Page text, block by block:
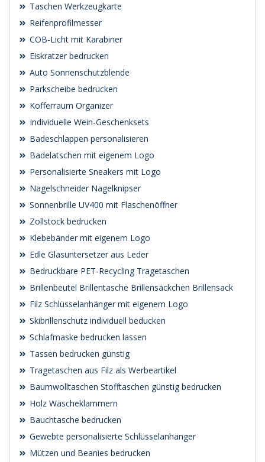
Taschen Werkzeugkarte
Reifenprofilmesser
COB-Licht mit Karabiner
Eiskratzer bedrucken
Auto Sonnenschutzblende
Parkscheibe bedrucken
Kofferraum Organizer
Individuelle Wein-Geschenksets
Badeschlappen personalisieren
Badelatschen mit eigenem Logo
Personalisierte Sneakers mit Logo
Nagelschneider Nagelknipser
Sonnenbrille UV400 mit Flaschenöffner
Zollstock bedrucken
Klebebänder mit eigenem Logo
Edle Glasuntersetzer aus Leder
Bedruckbare PET-Recycling Tragetaschen
Brillenbeutel Brillentasche Brillensäckchen Brillensack
Filz Schlüsselanhänger mit eigenem Logo
Skibrillenschutz individuell beducken
Schlafmaske bedrucken lassen
Tassen bedrucken günstig
Tragetaschen aus Filz als Werbeartikel
Baumwolltaschen Stofftaschen günstig bedrucken
Holz Wäscheklammern
Bauchtasche bedrucken
Gewebte personalisierte Schlüsselanhänger
Mützen und Beanies bedrucken